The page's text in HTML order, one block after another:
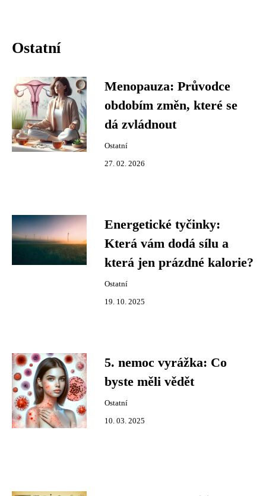
Ostatní
Menopauza: Průvodce
obdobím změn, které se
dá zvládnout
Ostatní
27. 02. 2026
Energetické tyčinky:
Která vám dodá sílu a
která jen prázdné kalorie?
Ostatní
19. 10. 2025
5. nemoc vyrážka: Co
byste měli vědět
Ostatní
10. 03. 2025